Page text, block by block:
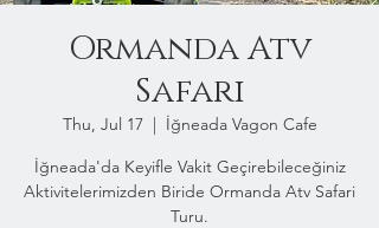
Ormanda Atv
Safari
Thu, Jul 17
  |
İğneada Vagon Cafe
İğneada'da Keyifle Vakit Geçirebileceğiniz
Aktivitelerimizden Biride Ormanda Atv Safari
Turu.